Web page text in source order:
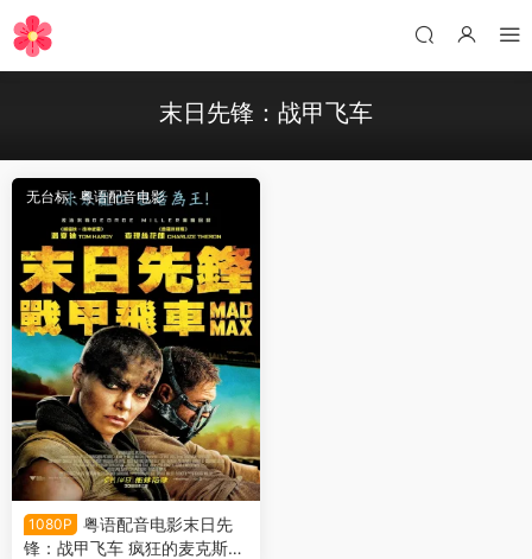
末日先锋：战甲飞车
无台标· 粤语配音电影
1080P
粤语配音电影末日先
锋：战甲飞车 疯狂的麦克斯